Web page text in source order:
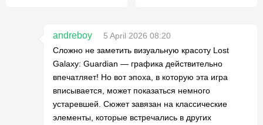
andreboy
5 April 2026 08:20
Сложно не заметить визуальную красоту Lost
Galaxy: Guardian — графика действительно
впечатляет! Но вот эпоха, в которую эта игра
вписывается, может показаться немного
устаревшей. Сюжет завязан на классические
элементы, которые встречались в других